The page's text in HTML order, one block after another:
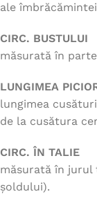
ale
CIRC. BUSTULUI
măsurată în
LUNGIMEA
lungimea
de la cusătura
CIRC. ÎN TALIE
măsurată în jurul
șoldului).